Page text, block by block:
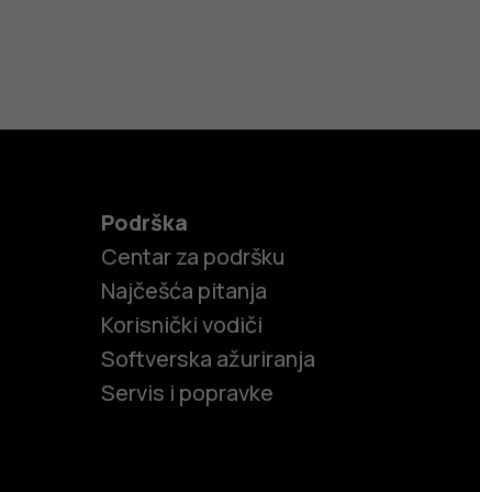
Podrška
Centar za podršku
Najčešća pitanja
Korisnički vodiči
Softverska ažuriranja
Servis i popravke